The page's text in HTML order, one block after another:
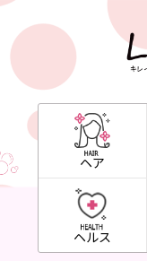
ヘア
ヘルス